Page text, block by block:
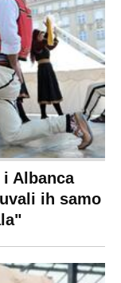
Albanca
ih samo